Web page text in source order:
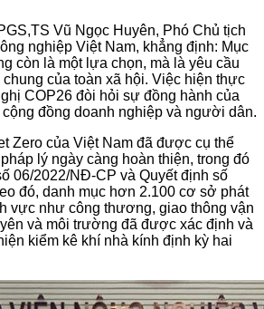
Vũ Ngọc Huyên, Phó Chủ tịch
nghiệp Việt Nam, khẳng định: Mục
còn là một lựa chọn, mà là yêu cầu
của toàn xã hội. Việc hiện thực
COP26 đòi hỏi sự đồng hành của
đồng doanh nghiệp và người dân.
Zero của Việt Nam đã được cụ thể
lý ngày càng hoàn thiện, trong đó
06/2022/NĐ-CP và Quyết định số
đó, danh mục hơn 2.100 cơ sở phát
vực như công thương, giao thông vận
và môi trường đã được xác định và
kiểm kê khí nhà kính định kỳ hai